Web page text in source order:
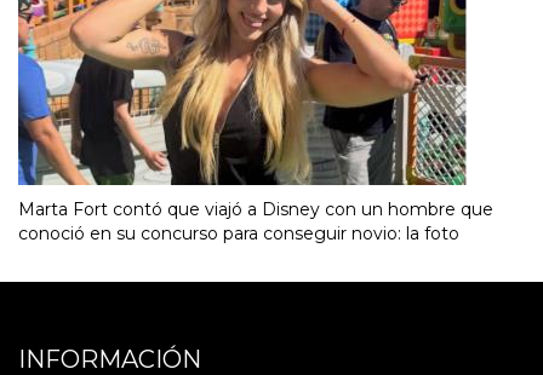
Marta Fort contó que viajó a Disney con un hombre que
conoció en su concurso para conseguir novio: la foto
INFORMACIÓN